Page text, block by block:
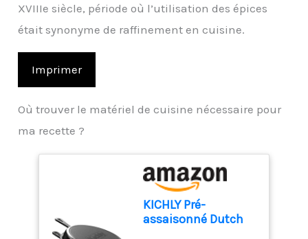
XVIIIe siècle, période où l’utilisation des épices
était synonyme de raffinement en cuisine.
Imprimer
Où trouver le matériel de cuisine nécessaire pour
ma recette ?
KICHLY Pré-
assaisonné Dutch